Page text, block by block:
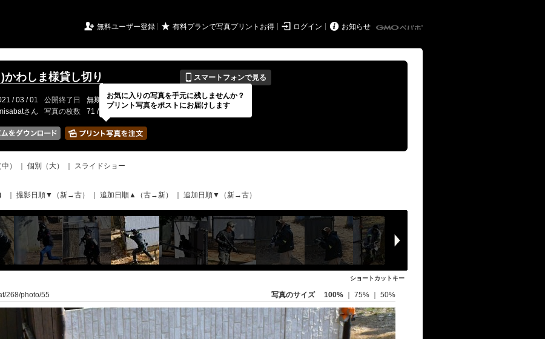
 無料ユーザー登録 ★ 有料プランで写真プリントお得  ログイン  お知らせ
かわしま様貸し切り 📱 スマートフォンで見る
/ 03 / 01 公開終了日 無期限 イベントの期間
---
さん 写真の枚数 71 / 2000枚
） 個別（大）
スライドショー
撮影日順▼（新→古） 追加日順▲（古→新） 追加日順▼（新→古）
ショートカットキー
268/photo/55 写真のサイズ 100% 75% 50%
お気に入りの写真を手元に残しませんか？
プリント写真をポストにお届けします